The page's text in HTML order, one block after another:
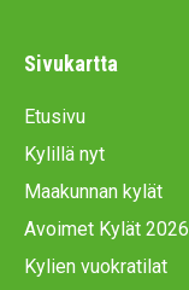
b
o
o
k
b
e
r
a
m
Sivukartta
Etusivu
Kylillä nyt
Maakunnan kylät
Avoimet Kylät 2026
Kylien vuokratilat